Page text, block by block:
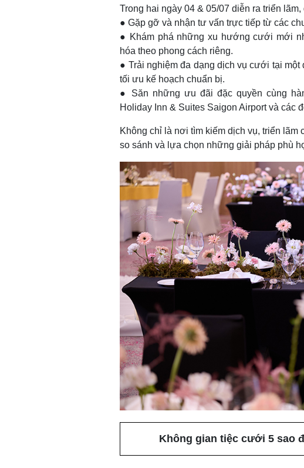
Trong hai ngày 04 & 05/07 diễn ra triển
● Gặp gỡ và nhận tư vấn trực tiếp từ các
● Khám phá những xu hướng cưới mới
hóa theo phong cách riêng.
● Trải nghiệm đa dạng dịch vụ cưới tại
tối ưu kế hoạch chuẩn bị.
● Săn những ưu đãi đặc quyền cùng
Holiday Inn & Suites Saigon Airport và các
Không chỉ là nơi tìm kiếm dịch vụ, triển
so sánh và lựa chọn những giải pháp phù
Không gian tiệc cưới 5 sao